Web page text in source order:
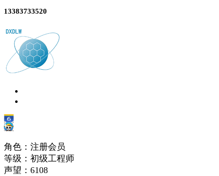
13383733520
角色：注册会员
等级：初级工程师
声望： 6108